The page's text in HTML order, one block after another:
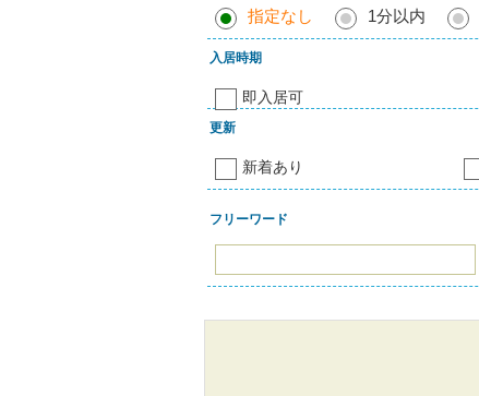
指定なし 1分以内
入居時期
即入居可
更新
新着あり
フリーワード